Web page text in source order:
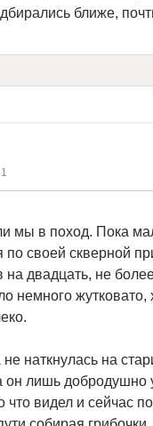
ближе,
мы в поход. Пока
по своей скверной
двадцать, не
немного
наткнулась на
лишь добродушно
видел и сейчас